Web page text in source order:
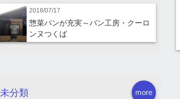
2018/07/17
惣菜パンが充実～パン工房・クーロ
ンヌつくば
more
未分類